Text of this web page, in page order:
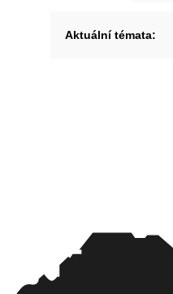
Aktuální témata: